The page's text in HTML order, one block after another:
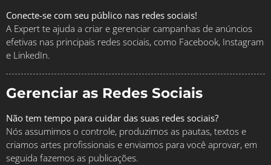
Conecte-se com seu público nas redes sociais!
A Expert te ajuda a criar e gerenciar campanhas de anúncios
efetivas nas principais redes sociais, como Facebook, Instagram
e LinkedIn.
Gerenciar as Redes Sociais
Não tem tempo para cuidar das suas redes sociais?
Nós assumimos o controle, produzimos as pautas, textos e
criamos artes profissionais e enviamos para você aprovar, em
seguida fazemos as publicações.